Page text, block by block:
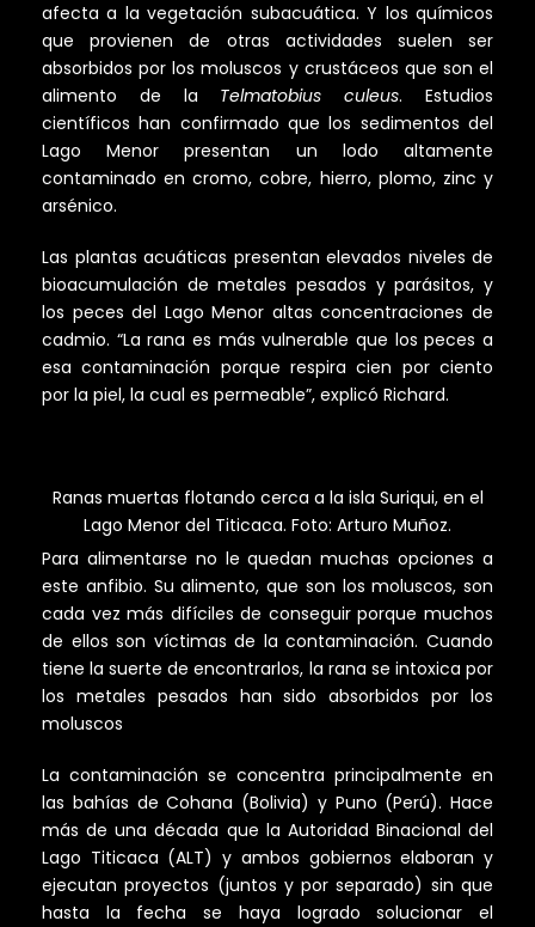
afecta a la vegetación subacuática. Y los químicos
que provienen de otras actividades suelen ser
absorbidos por los moluscos y crustáceos que son el
alimento de la Telmatobius culeus. Estudios
científicos han confirmado que los sedimentos del
Lago Menor presentan un lodo altamente
contaminado en cromo, cobre, hierro, plomo, zinc y
arsénico.
Las plantas acuáticas presentan elevados niveles de
bioacumulación de metales pesados y parásitos, y
los peces del Lago Menor altas concentraciones de
cadmio. “La rana es más vulnerable que los peces a
esa contaminación porque respira cien por ciento
por la piel, la cual es permeable”, explicó Richard.
Ranas muertas flotando cerca a la isla Suriqui, en el
Lago Menor del Titicaca. Foto: Arturo Muñoz.
Para alimentarse no le quedan muchas opciones a
este anfibio. Su alimento, que son los moluscos, son
cada vez más difíciles de conseguir porque muchos
de ellos son víctimas de la contaminación. Cuando
tiene la suerte de encontrarlos, la rana se intoxica por
los metales pesados han sido absorbidos por los
moluscos
La contaminación se concentra principalmente en
las bahías de Cohana (Bolivia) y Puno (Perú). Hace
más de una década que la Autoridad Binacional del
Lago Titicaca (ALT) y ambos gobiernos elaboran y
ejecutan proyectos (juntos y por separado) sin que
hasta la fecha se haya logrado solucionar el